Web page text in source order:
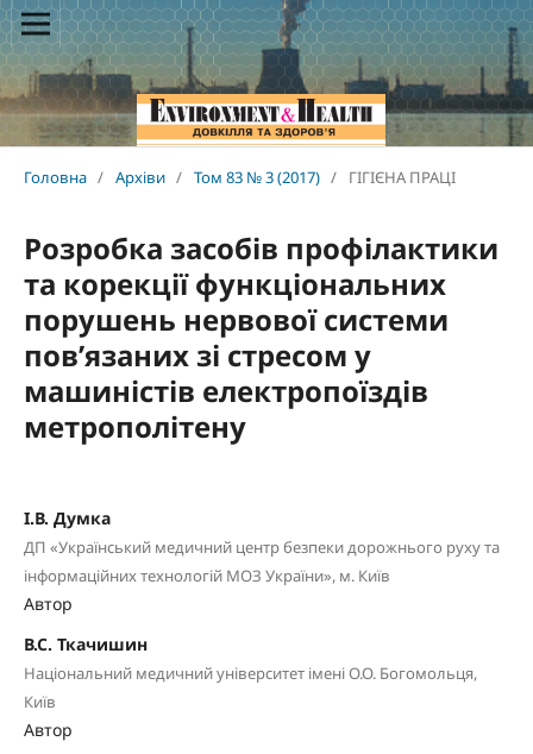
Головна / Архіви / Том 83 № 3 (2017) / ГІГІЄНА ПРАЦІ
Розробка засобів профілактики
та корекції функціональних
порушень нервової системи
пов’язаних зі стресом у
машиністів електропоїздів
метрополітену
І.В. Думка
ДП «Український медичний центр безпеки дорожнього руху та
інформаційних технологій МОЗ України», м. Київ
Автор
В.С. Ткачишин
Національний медичний університет імені О.О. Богомольця,
Київ
Автор